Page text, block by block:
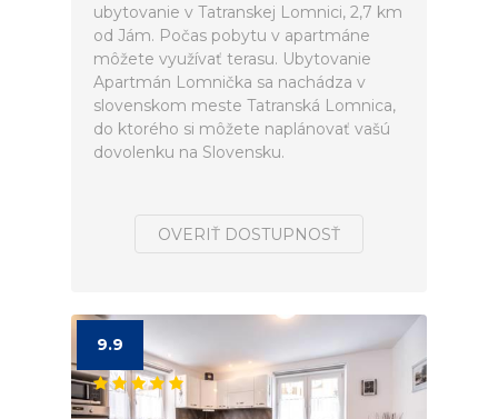
ubytovanie v Tatranskej Lomnici, 2,7 km
od Jám. Počas pobytu v apartmáne
môžete využívať terasu. Ubytovanie
Apartmán Lomnička sa nachádza v
slovenskom meste Tatranská Lomnica,
do ktorého si môžete naplánovať vašú
dovolenku na Slovensku.
OVERIŤ DOSTUPNOSŤ
9.9